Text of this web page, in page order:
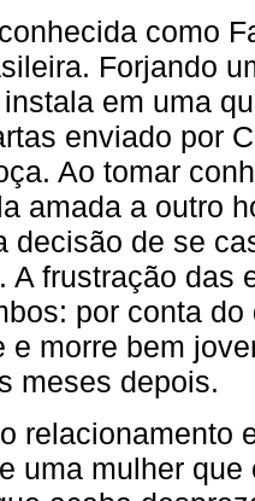
como
Forjando
em uma
enviado por
Ao tomar
amada a outro
decisão de se
A frustração das
por conta
e morre bem
meses depois.
relacionamento
uma mulher